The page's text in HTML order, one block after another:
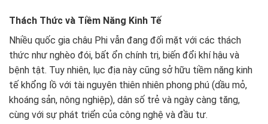
Thách Thức và Tiềm Năng Kinh Tế
Nhiều quốc gia châu Phi vẫn đang đối mặt với các thách
thức như nghèo đói, bất ổn chính trị, biến đổi khí hậu và
bệnh tật. Tuy nhiên, lục địa này cũng sở hữu tiềm năng kinh
tế khổng lồ với tài nguyên thiên nhiên phong phú (dầu mỏ,
khoáng sản, nông nghiệp), dân số trẻ và ngày càng tăng,
cùng với sự phát triển của công nghệ và đầu tư.